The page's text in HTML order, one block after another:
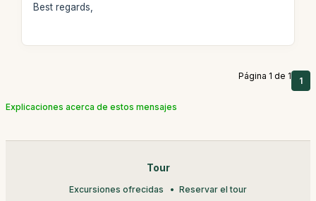
Best regards,
Página 1 de 1 1
Explicaciones acerca de estos mensajes
Tour
Excursiones ofrecidas Reservar el tour